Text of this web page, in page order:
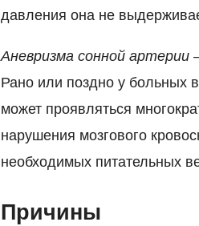
давления она не
Аневризма сонной артерии
Рано или поздно у больных
может проявляться
нарушения мозгового
необходимых питательных
Причины